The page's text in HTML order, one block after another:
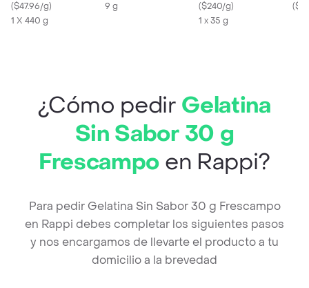
Graham x 440g
($47.96/g)
1 X 440 g
9 g
Vaso Mundialista
($240/g)
1 x 35 g
(
¿Cómo pedir Gelatina
Sin Sabor 30 g
Frescampo en Rappi?
Para pedir Gelatina Sin Sabor 30 g Frescampo
en Rappi debes completar los siguientes pasos
y nos encargamos de llevarte el producto a tu
domicilio a la brevedad